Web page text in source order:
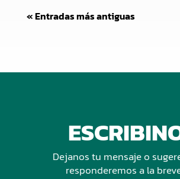
« Entradas más antiguas
Dejanos tu mensaje o
responderemos a la